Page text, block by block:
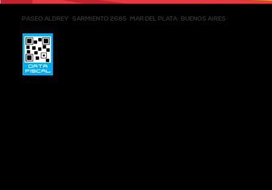
PASEO ALDREY SARMIENTO 2685 MAR DEL PLATA BUENOS AIRES